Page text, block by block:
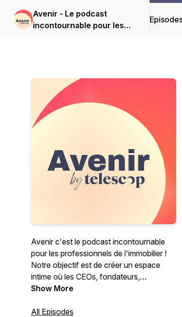
Avenir - Le podcast
incontournable pour les
Avenir c'est le podcast incontournable
pour les professionnels de l'immobilier !
Notre objectif est de créer un espace
intime où les CEOs, fondateurs,
directeurs, et autres figures influentes de
sous un autre angle. Nous visons à être
Show More
All Episodes